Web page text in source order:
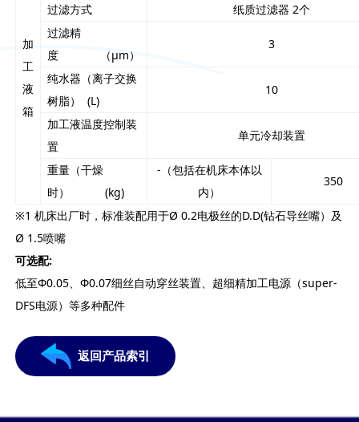
加
工
液
箱
过滤方式
纸质过滤器 2个
过滤精
度 （μm）
3
纯水器（离子交换
树脂） (L)
10
加工液温度控制装
置
单元冷却装置
重量（干燥
时） (kg)
-（包括在机床本体以
内）
350
※1 机床出厂时，标准装配用于Ø 0.2电极丝的D.D(钻石导丝嘴）及
Ø 1.5喷嘴
可选配:
低至Φ0.05、Φ0.07细丝自动穿丝装置、超细精加工电源（super-
DFS电源）等多种配件
返回产品索引